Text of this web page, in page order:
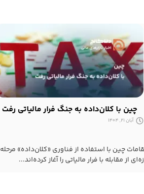
چین با کلان‌داده به جنگ فرار مالیاتی رفت
آبان 21, 1404
چین با استفاده از فناوری «کلان‌داده» مرحله
از مقابله با فرار مالیاتی را آغاز کرده‌اند...